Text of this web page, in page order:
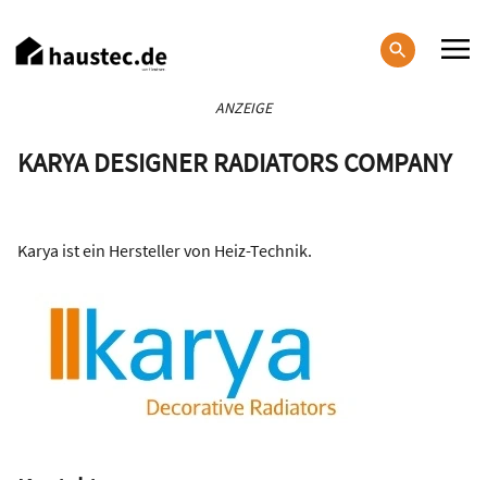
zum
Inhalt
ANZEIGE
KARYA DESIGNER RADIATORS COMPANY
Karya ist ein Hersteller von Heiz-Technik.